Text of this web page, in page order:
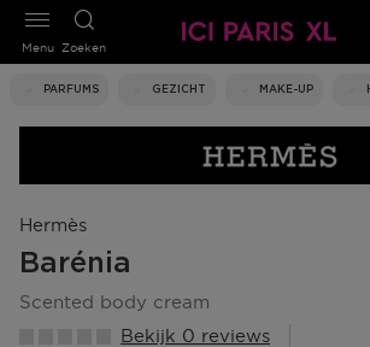
Zoeken
PARFUMS GEZICHT MAKE-UP
Menu
Hermès
Barénia
scented body cream
Bekijk 0 reviews